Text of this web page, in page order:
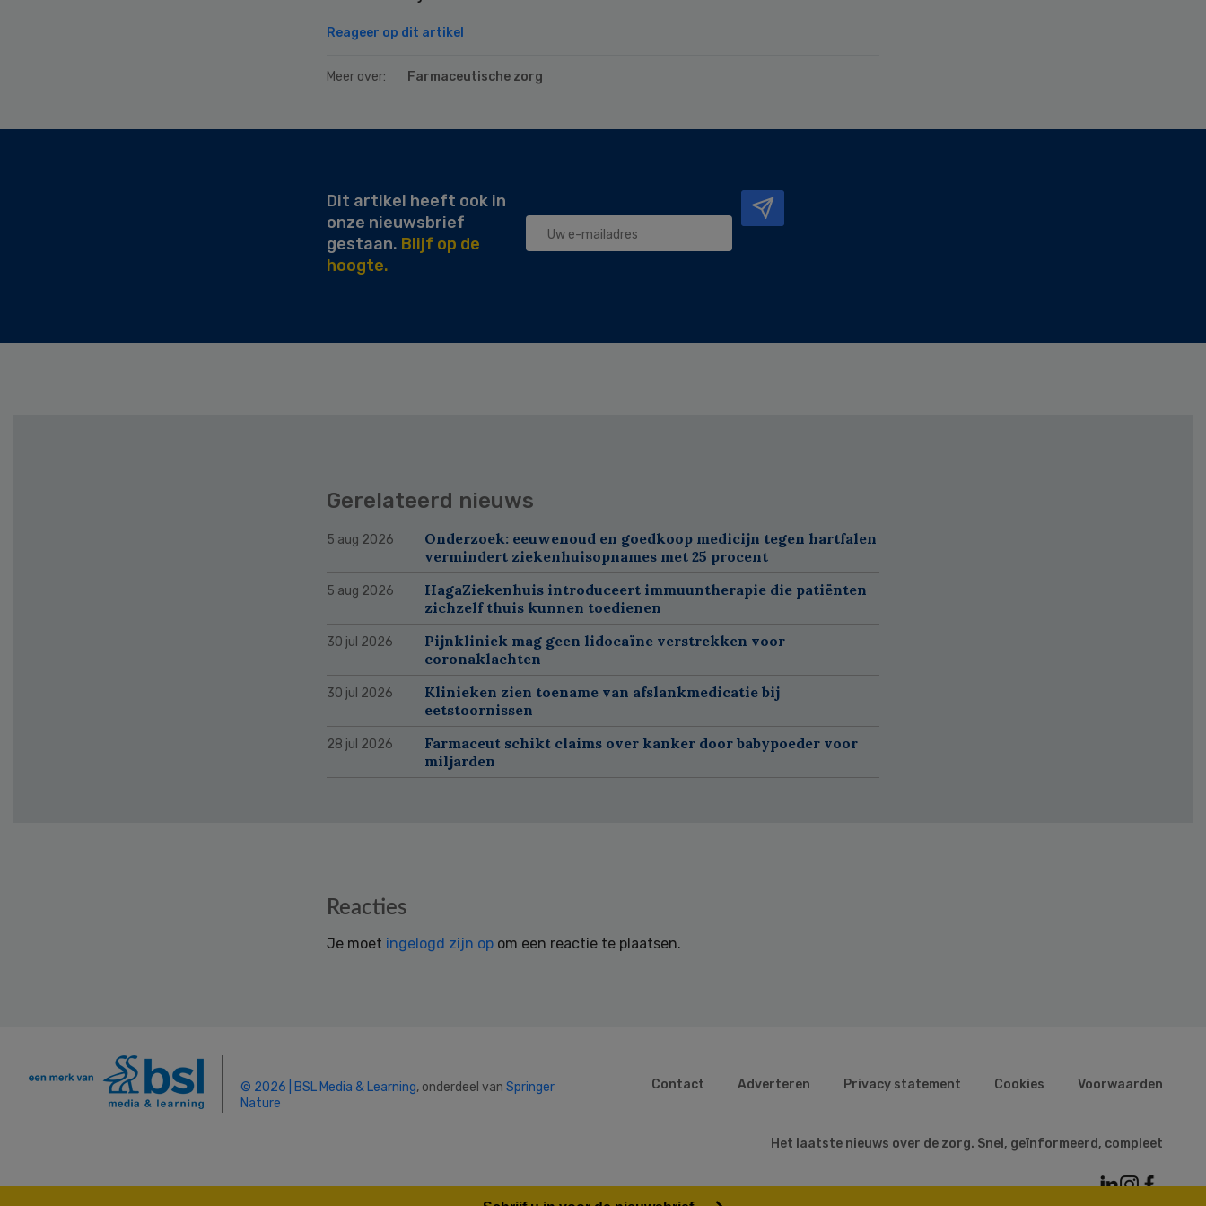
Reageer op dit artikel
Meer over: Farmaceutische zorg
Dit artikel heeft ook in
onze nieuwsbrief
gestaan. Blijf op de
hoogte.
Gerelateerd nieuws
5 aug 2026
Onderzoek: eeuwenoud en goedkoop medicijn tegen hartfalen
vermindert ziekenhuisopnames met 25 procent
5 aug 2026
HagaZiekenhuis introduceert immuuntherapie die patiënten
zichzelf thuis kunnen toedienen
30 jul 2026
Pijnkliniek mag geen lidocaïne verstrekken voor
coronaklachten
30 jul 2026
Klinieken zien toename van afslankmedicatie bij
eetstoornissen
28 jul 2026
Farmaceut schikt claims over kanker door babypoeder voor
miljarden
Reacties
Je moet ingelogd zijn op om een reactie te plaatsen.
© 2026 | BSL Media & Learning, onderdeel van Springer
Nature
Contact Adverteren Privacy statement Cookies Voorwaarden
Het laatste nieuws over de zorg. Snel, geïnformeerd, compleet